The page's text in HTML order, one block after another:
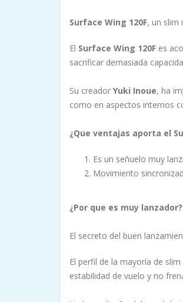
Surface Wing 120F, un slim
El Surface Wing 120F es
sacrificar demasiada
Su creador Yuki Inoue, ha
como en aspectos internos
¿Que ventajas aporta el
Es un señuelo muy
Movimiento
¿Por que es muy lanzador?
El secreto del buen
El perfil de la mayoría de
estabilidad de vuelo y no